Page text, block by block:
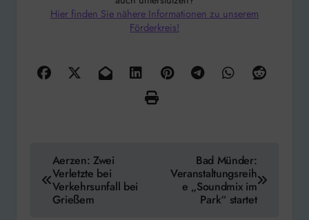
Hier finden Sie nähere Informationen zu unserem
Förderkreis!
Aerzen: Zwei
Verletzte bei
Verkehrsunfall bei
Grießem
Bad Münder:
Veranstaltungsreih
e „Soundmix im
Park“ startet